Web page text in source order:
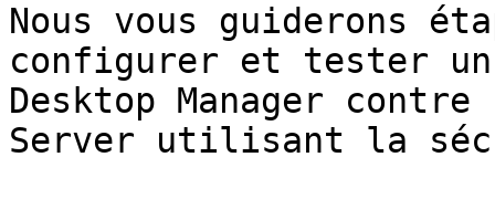
Nous vous guiderons
configurer et tester un
Desktop Manager
Server utilisant la